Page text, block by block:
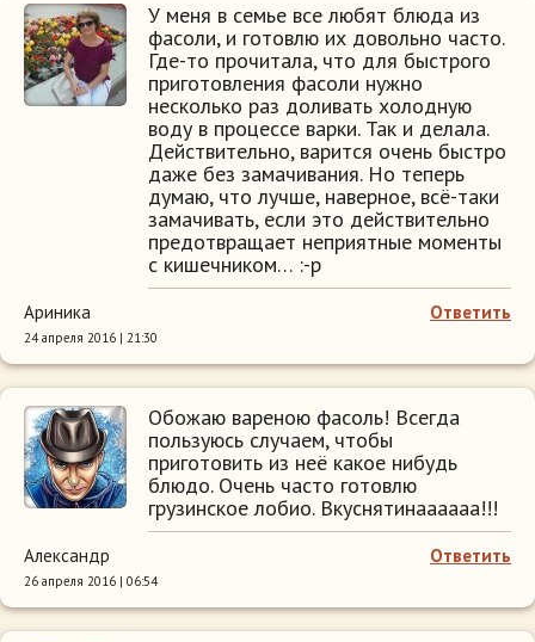
У меня в семье все любят блюда из
фасоли, и готовлю их довольно часто.
Где-то прочитала, что для быстрого
приготовления фасоли нужно
несколько раз доливать холодную
воду в процессе варки. Так и делала.
Действительно, варится очень быстро
даже без замачивания. Но теперь
думаю, что лучше, наверное, всё-таки
замачивать, если это действительно
предотвращает неприятные моменты
с кишечником… :-p
Ответить
Ариника
24 апреля 2016 | 21:30
Обожаю вареною фасоль! Всегда
пользуюсь случаем, чтобы
приготовить из неё какое нибудь
блюдо. Очень часто готовлю
грузинское лобио. Вкуснятинаааааа!!!
Ответить
Александр
26 апреля 2016 | 06:54